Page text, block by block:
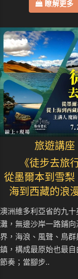
瞭解更多
旅遊講座
《徒步去旅
從墨爾本到雪梨
海到西藏的浪
澳洲維多利亞省的九十
灘，無邊沙岸一路鋪向
界，海浪、風聲、鳥群
鎮，構成最原始也最自
節奏；當腳步..